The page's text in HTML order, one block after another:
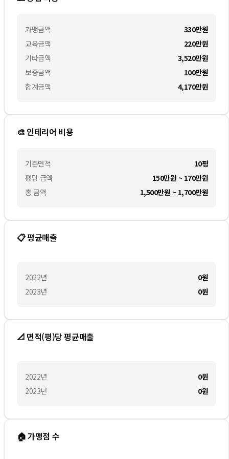
가맹금액
교육금액
기타금액
보증금액
합계금액
330만원
220만원
3,520만원
100만원
4,170만원
🎨 인테리어 비용
기준면적
평당 금액
총 금액
10평
150만원 ~ 170만원
1,500만원 ~ 1,700만원
📋 평균매출
2022년
2023년
0원
0원
📐 면적(평)당 평균매출
2022년
2023년
0원
0원
🏠 가맹점 수